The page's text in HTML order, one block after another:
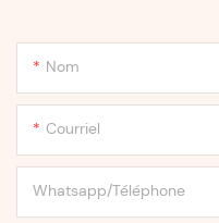
Nom
Courriel
Whatsapp/Téléphone